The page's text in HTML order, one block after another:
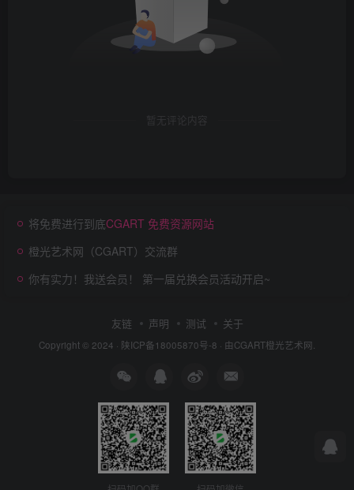
暂无评论内容
将免费进行到底CGART 免费资源网站
橙光艺术网（CGART）交流群
你有实力！我送会员！ 第一届兑换会员活动开启~
友链 声明 测试 关于
Copyright © 2024 · 陕ICP备18005870号-8 · 由CGART橙光艺术网.